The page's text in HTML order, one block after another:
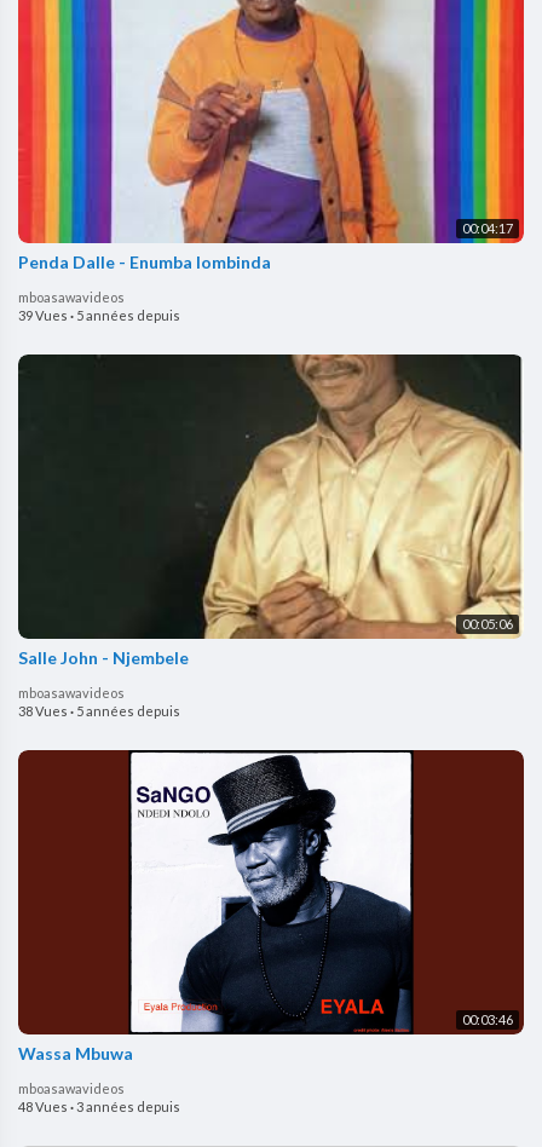
00:04:17
Penda Dalle - Enumba lombinda
mboasawavideos
39 Vues · 5 années depuis
00:05:06
Salle John - Njembele
mboasawavideos
38 Vues · 5 années depuis
00:03:46
Wassa Mbuwa
mboasawavideos
48 Vues ·3 années depuis